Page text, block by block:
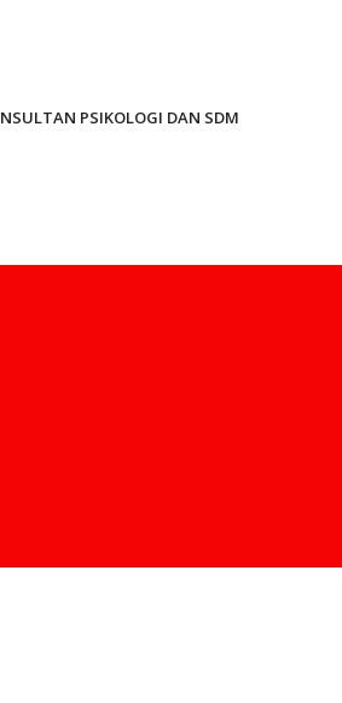
PSIKOLOGI DAN SDM